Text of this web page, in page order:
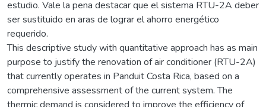
estudio. Vale la pena destacar que el sistema RTU-2A deber
ser sustituido en aras de lograr el ahorro energético
requerido.
This descriptive study with quantitative approach has as main
purpose to justify the renovation of air conditioner (RTU-2A)
that currently operates in Panduit Costa Rica, based on a
comprehensive assessment of the current system. The